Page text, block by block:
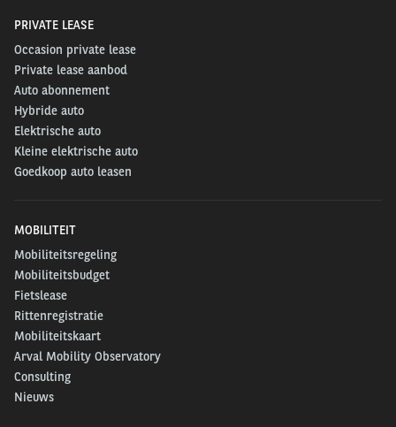
PRIVATE LEASE
Occasion private lease
Private lease aanbod
Auto abonnement
Hybride auto
Elektrische auto
Kleine elektrische auto
Goedkoop auto leasen
MOBILITEIT
Mobiliteitsregeling
Mobiliteitsbudget
Fietslease
Rittenregistratie
Mobiliteitskaart
Arval Mobility Observatory
Consulting
Nieuws